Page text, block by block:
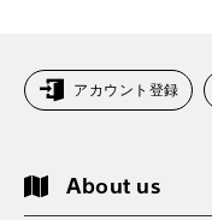
アカウント登録
About us